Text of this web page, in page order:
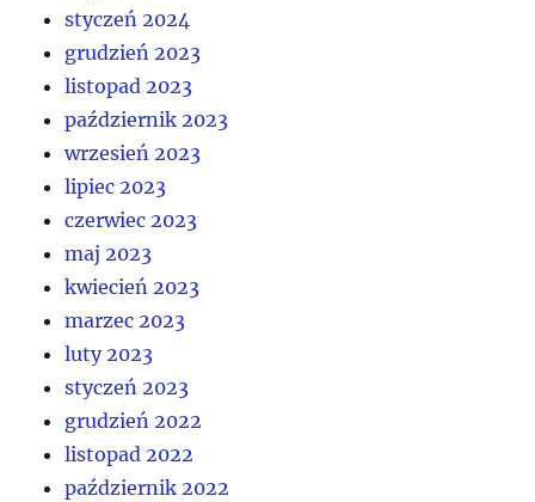
styczeń 2024
grudzień 2023
listopad 2023
październik 2023
wrzesień 2023
lipiec 2023
czerwiec 2023
maj 2023
kwiecień 2023
marzec 2023
luty 2023
styczeń 2023
grudzień 2022
listopad 2022
październik 2022